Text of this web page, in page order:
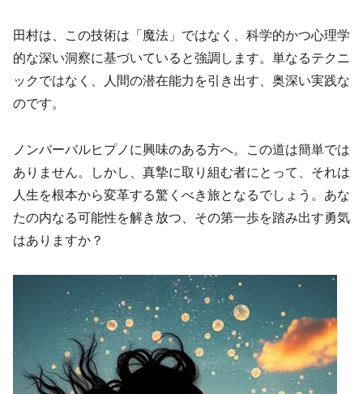
田村は、この技術は「魔法」ではなく、科学的かつ心理学
的な深い洞察に基づいていると強調します。単なるテクニ
ックではなく、人間の潜在能力を引き出す、奥深い実践な
のです。
ノンバーバルヒプノに興味のある方へ。この道は簡単では
ありません。しかし、真摯に取り組む者にとって、それは
人生を根本から変革する驚くべき旅となるでしょう。あな
たの内なる可能性を解き放つ、その第一歩を踏み出す勇気
はありますか？